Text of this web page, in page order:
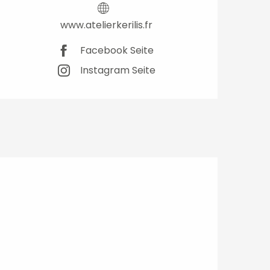
www.atelierkerilis.fr
Facebook Seite
Instagram Seite